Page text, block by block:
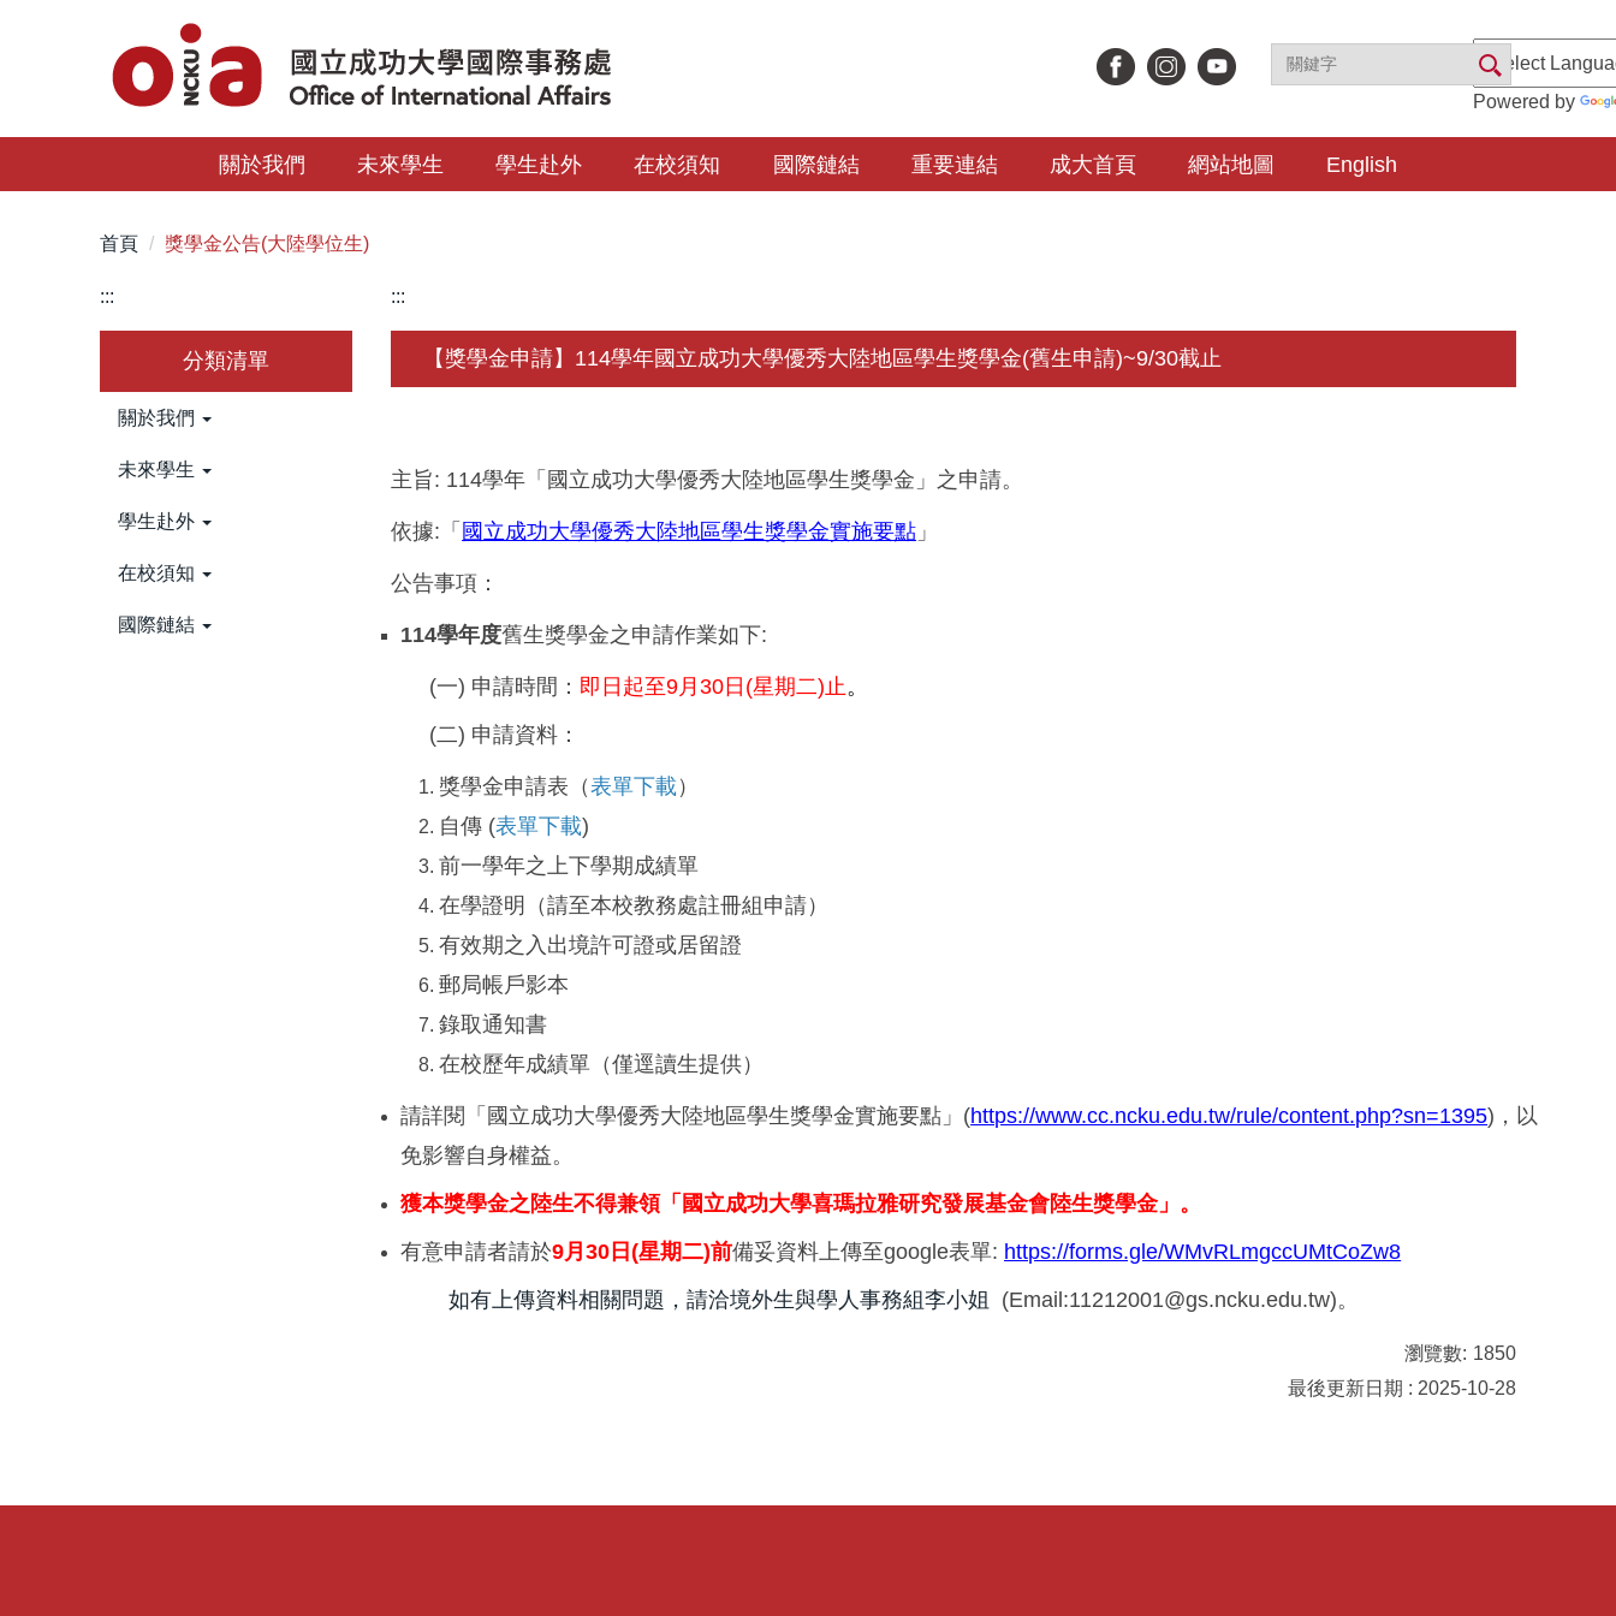
內
區
Powered by
關於我們 未來學生 學生赴外 在校須知 國際鏈結 重要連結 成大首頁 網站地圖 English
首頁 獎學金公告(大陸學位生)
:::
分類清單
關於我們
未來學生
學生赴外
在校須知
國際鏈結
:::
【獎學金申請】114學年國立成功大學優秀大陸地區學生獎學金(舊生申請)~9/30截止
主旨: 114學年「國立成功大學優秀大陸地區學生獎學金」之申請。
依據:「 國立成功大學優秀大陸地區學生獎學金實施要點 」
公告事項：
114學年度舊生獎學金之 申請作業如下:
(一) 申請時間： 即日起至9月30日(星期二)止。
(二) 申請資料：
獎學金申請表（表單下載）
自傳 (表單下載)
前一學年之上下學期成績單
在學證明（請至本校教務處註冊組申請）
有效期之入出境許可證或居留證
郵局帳戶影本
錄取通知書
在校歷年成績單（僅逕讀生提供）
請詳閱「國立成功大學優秀大陸地區學生獎學金實施要點」(https://www.cc.ncku.edu.tw/rule/content.php?sn=1395)，以
免影響自身權益。
獲本獎學金之陸生不得兼領「國立成功大學喜瑪拉雅研究發展基金會陸生獎學金」。
有意申請者請於9月30日(星期二)前備妥資料上傳至google表單: https://forms.gle/WMvRLmgccUMtCoZw8
如有上傳資料相關問題，請洽境外生與學人事務組李小姐
(Email:11212001@gs.ncku.edu.tw)。
瀏覽數: 1850
最後更新日期 : 2025-10-28